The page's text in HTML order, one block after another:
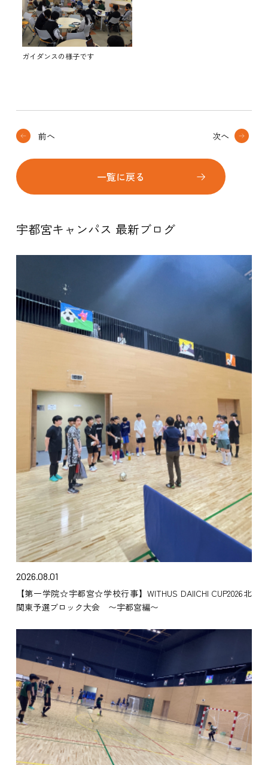
ガイダンスの様子です
前へ
一覧に戻る
次へ
宇都宮キャンパス 最新ブログ
2026.08.01
【第一学院☆宇都宮☆学校行事】WITHUS DAIICHI CUP2026北
関東予選ブロック大会 〜宇都宮編〜